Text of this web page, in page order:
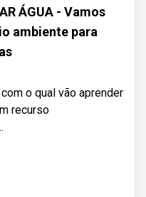
ÁGUA - Vamos
ambiente para
o qual vão aprender
recurso